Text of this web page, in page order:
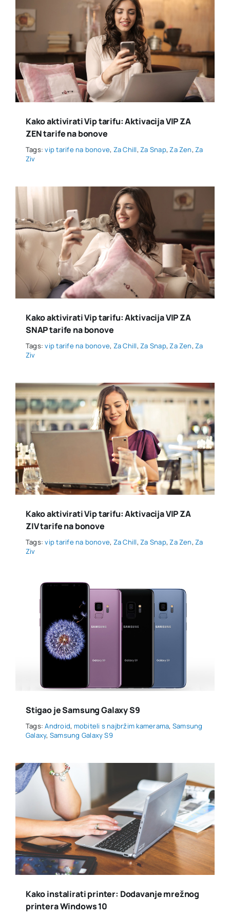
Kako aktivirati Vip tarifu: Aktivacija VIP ZA
ZEN tarife na bonove
Tags:vip tarife na bonove, Za Chill,Za Snap,Za Zen,Za
Ziv
Kako aktivirati Vip tarifu: Aktivacija VIP ZA
SNAP tarife na bonove
Tags:vip tarife na bonove, Za Chill,Za Snap,Za Zen,Za
Ziv
Kako aktivirati Vip tarifu: Aktivacija VIP ZA
ZIV tarife na bonove
Tags:vip tarife na bonove, Za Chill,Za Snap,Za Zen,Za
Ziv
Stigao je Samsung Galaxy S9
Tags:Android, mobiteli s najbržim kamerama, Samsung
Galaxy, Samsung Galaxy S9
Kako instalirati printer: Dodavanje mrežnog
printera Windows 10